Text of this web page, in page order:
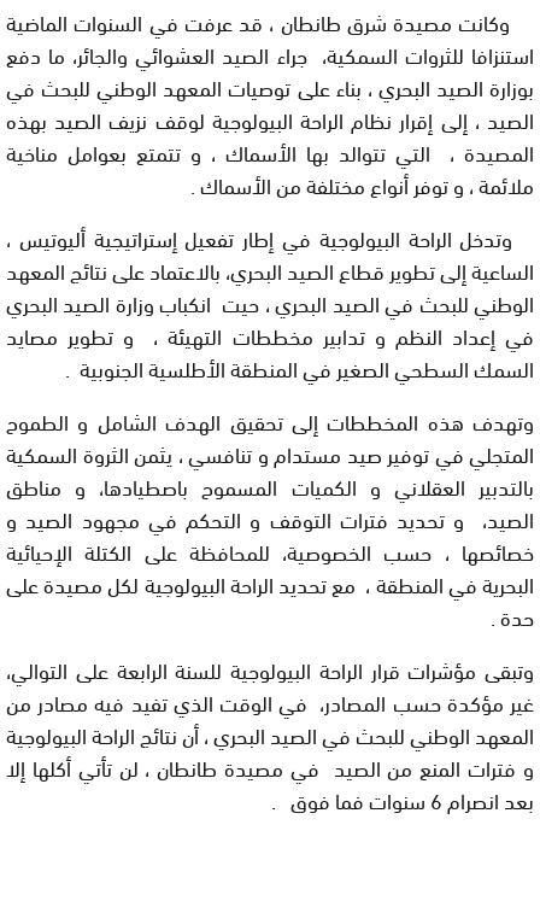
وكانت مصيدة شرق طانطان ، قد عرفت في السنوات الماضية
استنزافا للثروات السمكية، جراء الصيد العشوائي والجائر، ما دفع
بوزارة الصيد البحري ، بناء على توصيات المعهد الوطني للبحث في
الصيد ، إلى إقرار نظام الراحة البيولوجية لوقف نزيف الصيد بهذه
المصيدة ، التي تتوالد بها الأسماك ، و تتمتع بعوامل مناخية
ملائمة ، و توفر أنواع مختلفة من الأسماك .
وتدخل الراحة البيولوجية في إطار تفعيل إستراتيجية أليوتيس ،
الساعية إلى تطوير قطاع الصيد البحري، بالاعتماد على نتائج المعهد
الوطني للبحث في الصيد البحري ، حيت انكباب وزارة الصيد البحري
في إعداد النظم و تدابير مخططات التهيئة ، و تطوير مصايد
السمك السطحي الصغير في المنطقة الأطلسية الجنوبية .
وتهدف هذه المخططات إلى تحقيق الهدف الشامل و الطموح
المتجلي في توفير صيد مستدام و تنافسي ، يثمن الثروة السمكية
بالتدبير العقلاني و الكميات المسموح باصطيادها، و مناطق
الصيد، و تحديد فترات التوقف و التحكم في مجهود الصيد و
خصائصها ، حسب الخصوصية، للمحافظة على الكتلة الإحيائية
البحرية في المنطقة ، مع تحديد الراحة البيولوجية لكل مصيدة على
حدة .
وتبقى مؤشرات قرار الراحة البيولوجية للسنة الرابعة على التوالي،
غير مؤكدة حسب المصادر، في الوقت الذي تفيد فيه مصادر من
المعهد الوطني للبحث في الصيد البحري ، أن نتائج الراحة البيولوجية
و فترات المنع من الصيد في مصيدة طانطان ، لن تأتي أكلها إلا
بعد انصرام 6 سنوات فما فوق .